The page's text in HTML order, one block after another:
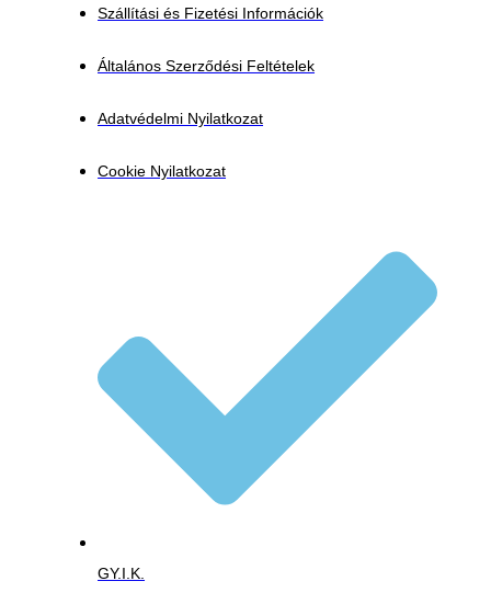
Szállítási és Fizetési Információk
Általános Szerződési Feltételek
Adatvédelmi Nyilatkozat
Cookie Nyilatkozat
GY.I.K.